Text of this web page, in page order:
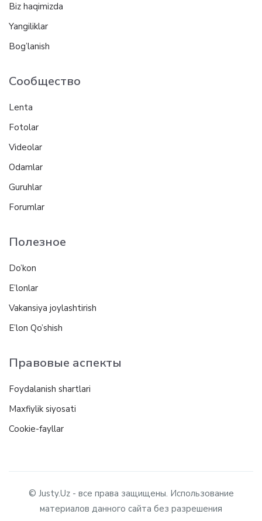
Biz haqimizda
Yangiliklar
Bog’lanish
Сообщество
Lenta
Fotolar
Videolar
Odamlar
Guruhlar
Forumlar
Полезное
Do’kon
E’lonlar
Vakansiya joylashtirish
E’lon Qo’shish
Правовые аспекты
Foydalanish shartlari
Maxfiylik siyosati
Cookie-fayllar
© Justy.Uz - все права защищены. Использование
материалов данного сайта без разрешения